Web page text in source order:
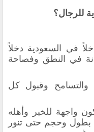
للرجال؟
في السعودية دخلاً
في النطق وفصاحة
وقبول كل
واجهة للخير وأهله
بطول وحجم حتى تنور